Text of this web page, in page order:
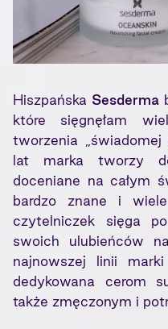
Hiszpańska Sesderma
które sięgnęłam
tworzenia
lat marka tworzy
doceniane na całym
bardzo znane i
czytelniczek sięga
swoich ulubieńców
najnowszej linii
dedykowana cerom
także zmęczonym i